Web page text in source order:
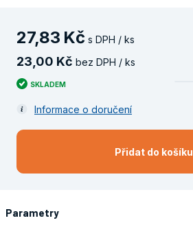
27,83 Kč s DPH / ks
23 00 Kč bez DPH / ks
SKLADEM
Informace o doručení
Přidat do košíku
Parametry